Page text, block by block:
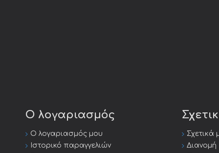
Ο λογαριασμός
Ο λογαριασμός μου
Ιστορικό παραγγελιών
Σχετικά
Διανομή